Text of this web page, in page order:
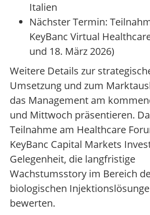
Italien
Nächster Termin:
KeyBanc Virtual
und 18. März 2026)
Weitere Details zur
Umsetzung und zum
das Management am
und Mittwoch präsentieren.
Teilnahme am Healthcare
KeyBanc Capital Markets
Gelegenheit, die langfristige
Wachstumsstory im Bereich
biologischen
bewerten.